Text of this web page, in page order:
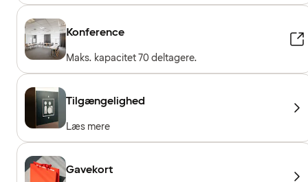
Konference
Maks. kapacitet 70 deltagere.
Tilgængelighed
Læs mere
Gavekort